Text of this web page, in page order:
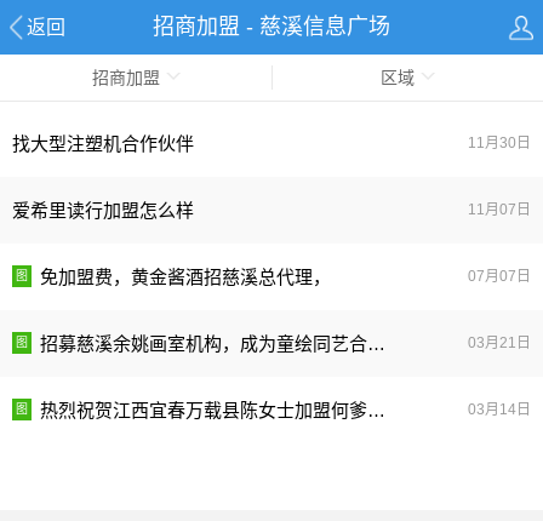
返回 招商加盟 - 慈溪信息广场
招商加盟 区域
找大型注塑机合作伙伴 11月30日
爱希里读行加盟怎么样 11月07日
免加盟费，黄金酱酒招慈溪总代理， 07月07日
招募慈溪余姚画室机构，成为童绘同艺合作校 03月21日
热烈祝贺江西宜春万载县陈女士加盟何爹浏阳蒸菜！ 03月14日